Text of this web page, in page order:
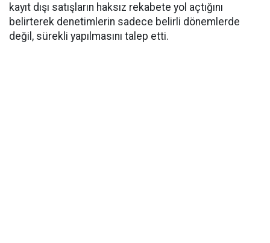
kayıt dışı satışların haksız rekabete yol açtığını
belirterek denetimlerin sadece belirli dönemlerde
değil, sürekli yapılmasını talep etti.